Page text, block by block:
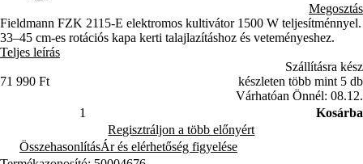
Megosztás
Fieldmann FZK 2115-E elektromos kultivátor 1500 W teljesítménnyel.
33–45 cm-es rotációs kapa kerti talajlazításhoz és veteményeshez.
Teljes leírás
71 990 Ft
Szállításra kész
készleten több mint 5 db
Várhatóan Önnél: 08.12.
Kosárba
Regisztráljon a több előnyért
ÖsszehasonlításÁr és elérhetőség figyelése